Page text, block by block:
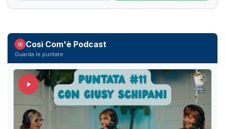
Così Com'è Podcast
Guarda le puntate